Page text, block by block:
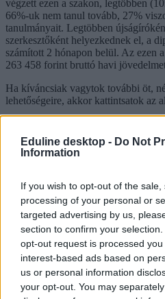
Eduline desktop - Do Not
Information
If you wish to opt-out of the
processing of your personal or
targeted advertising by us,
section to confirm your
opt-out request is processed
interest-based ads based on
us or personal information
your opt-out. You may
végzett ezen a szakon, legtöbben
66%-uk nem tanul tovább, 27%
tanulmányait. Legtöbben
szerkesztőként helyezkednek el, a
számított 2 hónapon belül. Az ezen
263 458 forint bruttó havi
Ha kíváncsiak vagytok további öt,
lehetőségeire, akkor kattintsatok az
Tetszett a cikk? Kövess minket a
lemaradni a